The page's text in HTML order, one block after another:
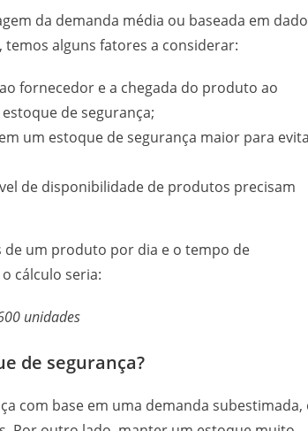
da demanda média ou baseada em
alguns fatores a considerar:
fornecedor e a chegada do produto ao
de segurança;
um estoque de segurança maior para
de disponibilidade de produtos precisam
de um produto por dia e o tempo de
cálculo seria:
unidades
de segurança?
com base em uma demanda subestimada,